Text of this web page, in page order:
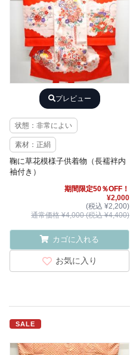
プレビュー
状態：非常によい
素材：正絹
鞠に草花模様子供着物（長襦袢内
袖付き）
期間限定50％OFF！
¥2,000
(税込 ¥2,200)
通常価格 ¥4,000 (税込 ¥4,400)
カゴに入れる
お気に入り
SALE